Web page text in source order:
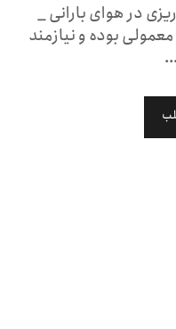
در هوای بارانی _
بوده و نیازمند